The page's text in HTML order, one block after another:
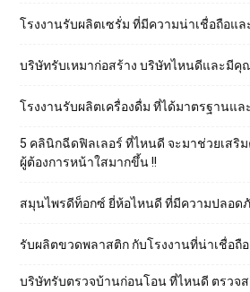
โรงงานรับผลิตเซรั่ม ที่มีความน่าเชื่อถือแล
บริษัทรับเหมาก่อสร้าง บริษัทไหนดีและมีคุ
โรงงานรับผลิตเครื่องดื่ม ที่ได้มาตรฐานแ
5 คลินิกฉีดฟิลเลอร์ ที่ไหนดี จะมาช่วยเสริ
ผู้ต้องการหน้าใสมากขึ้น !!
สมุนไพรดีท็อกซ์ ยี่ห้อไหนดี ที่มีความปลอด
รับผลิตขวดพลาสติก กับโรงงานที่น่าเชื่อ
บริษัทรับตรวจบ้านก่อนโอน ที่ไหนดี ตรวจ